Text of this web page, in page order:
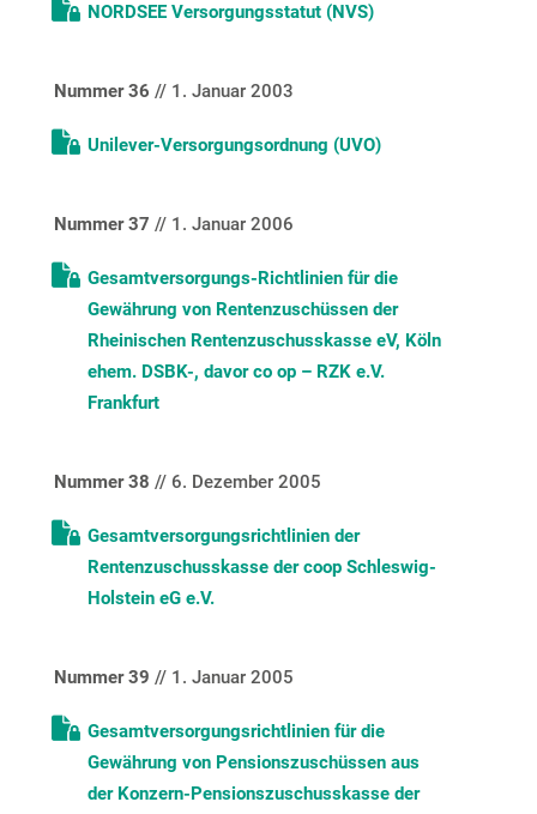
NORDSEE Versorgungsstatut (NVS)
Nummer 36 // 1. Januar 2003
Unilever-Versorgungsordnung (UVO)
Nummer 37 // 1. Januar 2006
Gesamtversorgungs-Richtlinien für die
Gewährung von Rentenzuschüssen der
Rheinischen Rentenzuschusskasse eV, Köln
ehem. DSBK-, davor co op – RZK e.V.
Frankfurt
Nummer 38 // 6. Dezember 2005
Gesamtversorgungsrichtlinien der
Rentenzuschusskasse der coop Schleswig-
Holstein eG e.V.
Nummer 39 // 1. Januar 2005
Gesamtversorgungsrichtlinien für die
Gewährung von Pensionszuschüssen aus
der Konzern-Pensionszuschusskasse der